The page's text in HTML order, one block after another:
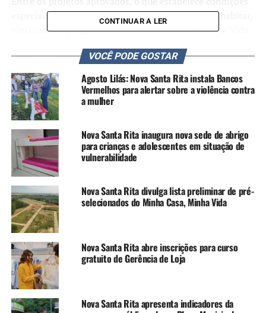
especiais para a Cooperativa Habitacional Cooperhabitar,
vinculada ao programa federal “Minha Casa, Minha Vida
As medidas incluem a isenção do IPTU por dois anos, a
redução do ITBI para apenas 0,5% e a isenção de ISSQN e
taxas municipais. Segundo o prefeito Rodrigo Battistella,
essas medidas são imprescindíveis para garantir a
continuidade do projeto e permitir que as famílias
possam ocupar suas residências ainda neste semestre.
“Estamos trabalhando para
fazer valer o direito à
moradia, assegurado pela
Constituição Federal. Não
mediremos esforços para
que essas famílias
finalmente tenham acesso
CONTINUAR A LER
VOCÊ PODE GOSTAR
Agosto Lilás: Nova Santa Rita instala Bancos
Vermelhos para alertar sobre a violência contra
a mulher
Nova Santa Rita inaugura nova sede de abrigo
para crianças e adolescentes em situação de
vulnerabilidade
Nova Santa Rita divulga lista preliminar de pré-
selecionados do Minha Casa, Minha Vida
Nova Santa Rita abre inscrições para curso
gratuito de Gerência de Loja
Nova Santa Rita apresenta indicadores da